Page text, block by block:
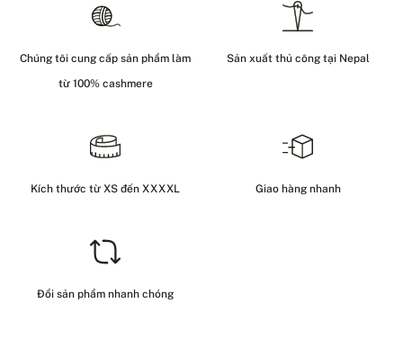
Chúng tôi cung cấp sản phẩm làm
từ 100% cashmere
Sản xuất thủ công tại Nepal
Kích thước từ XS đến XXXXL Giao hàng nhanh
Đổi sản phẩm nhanh chóng